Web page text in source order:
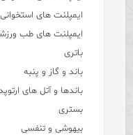
ایمپلنت های
ایمپلنت های طب
باتری
باند و گاز و پنبه
باندها و آتل های
بستری
بیهوشی و تنفسی